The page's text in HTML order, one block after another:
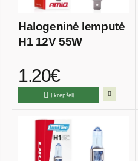
PY21W|BAU15S
0
R10W|BA15s
0
S2
0
T4W
0
0
W5W|T10
Halogeninė lemputė
H1 12V 55W
1.20€
Į krepšelį